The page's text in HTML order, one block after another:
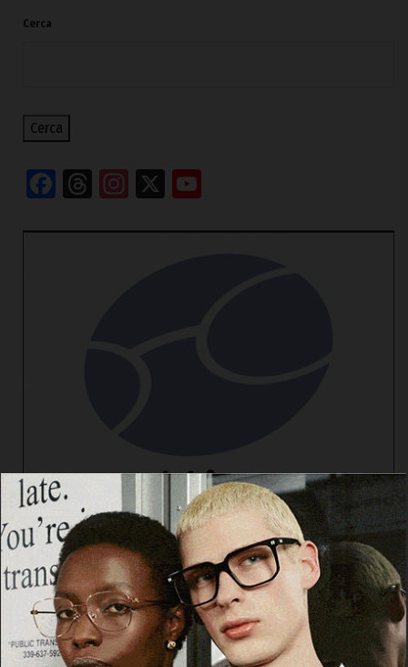
Cerca
Cerca
Facebook
Threads
Instagram
X